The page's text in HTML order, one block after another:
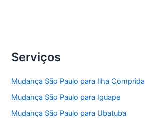
Serviços
Mudança São Paulo para Ilha Comprida
Mudança São Paulo para Iguape
Mudança São Paulo para Ubatuba